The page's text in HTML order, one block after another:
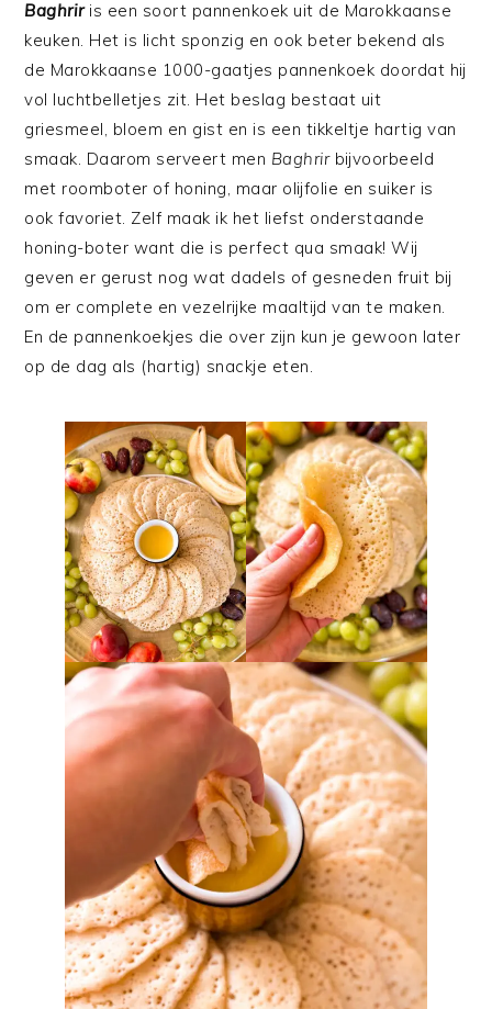
Baghriris een soort pannenkoek uit de Marokkaanse
keuken. Het is licht sponzig en ook beter bekend als
de Marokkaanse 1000-gaatjes pannenkoek doordat hij
vol luchtbelletjes zit. Het beslag bestaat uit
griesmeel, bloem en gist en is een tikkeltje hartig van
smaak. Daarom serveert men Baghrir bijvoorbeeld
met roomboter of honing, maar olijfolie en suiker is
ook favoriet. Zelf maak ik het liefst onderstaande
honing-boter want die is perfect qua smaak! Wij
geven er gerust nog wat dadels of gesneden fruit bij
om er complete en vezelrijke maaltijd van te maken.
En de pannenkoekjes die over zijn kun je gewoon later
op de dag als (hartig) snackje eten.